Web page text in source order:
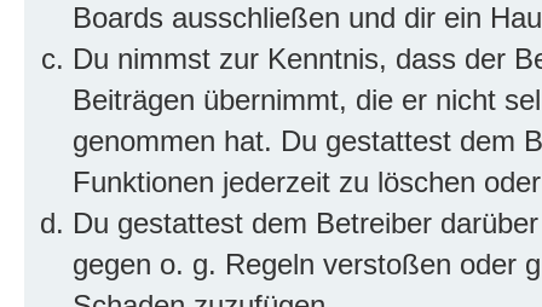
Boards ausschließen und dir ein
Du nimmst zur Kenntnis, dass der
Beiträgen übernimmt, die er nicht
genommen hat. Du gestattest dem
Funktionen jederzeit zu löschen
Du gestattest dem Betreiber
gegen o. g. Regeln verstoßen oder